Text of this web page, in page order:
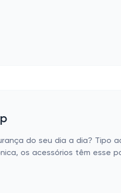
do seu dia a dia? Tipo
os acessórios têm esse